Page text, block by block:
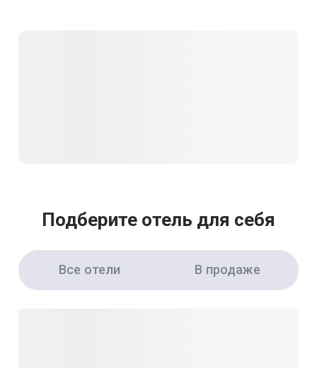
Подберите отель для себя
Все отели В продаже